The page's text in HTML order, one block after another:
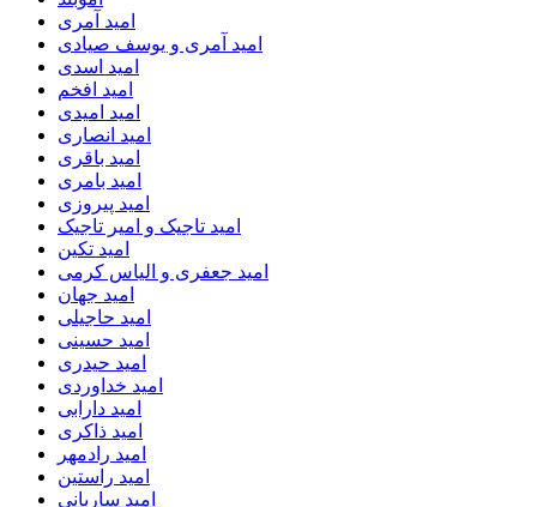
امید آمری
امید آمری و یوسف صیادی
امید اسدی
امید افخم
امید امیدی
امید انصاری
امید باقری
امید بامری
امید پیروزی
امید تاجیک و امیر تاجیک
امید تکین
امید جعفری و الیاس کرمی
امید جهان
امید حاجیلی
امید حسینی
امید حیدری
امید خداوردی
امید دارابی
امید ذاکری
امید رادمهر
امید راستین
امید ساربانی